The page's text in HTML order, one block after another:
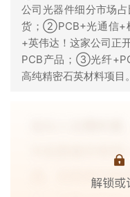
公司光器件细分市场
货；②PCB+光通信+
+英伟达！这家公司正
PCB产品；③光纤
高纯精密石英材料项目。